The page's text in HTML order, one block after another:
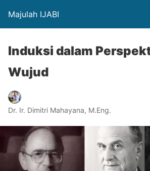
Majulah IJABI
Induksi dalam
Wujud
Dr. Ir. Dimitri Mahayana, M.Eng.